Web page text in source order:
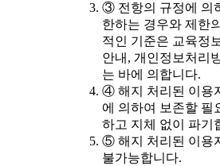
③ 전항의 규정에 의
한하는 경우와 제한
적인 기준은 교육정
안내, 개인정보처리
는 바에 의합니다.
④ 해지 처리된 이용
에 의하여 보존할 필
하고 지체 없이 파기
⑤ 해지 처리된 이용
불가능합니다.